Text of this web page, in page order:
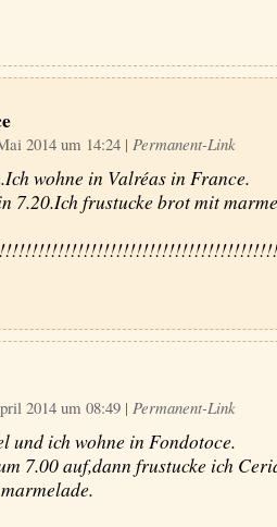
2014 um 14:24 | Permanent-Link
wohne in Valréas in France.
7.20.Ich frustucke brot mit
2014 um 08:49 | Permanent-Link
und ich wohne in Fondotoce.
7.00 auf,dann frustucke ich